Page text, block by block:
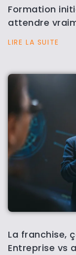
Formation
attendre
LIRE LA SUITE
La franchise,
Entreprise vs